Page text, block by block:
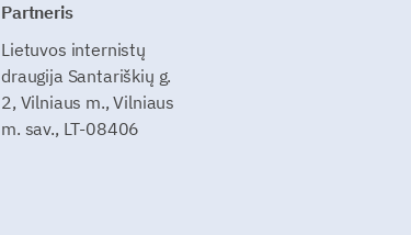
Partneris
Lietuvos internistų
draugija Santariškių g.
2, Vilniaus m., Vilniaus
m. sav., LT-08406